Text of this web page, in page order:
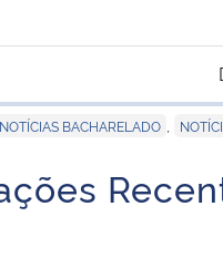
NOTÍCIAS BACHARELADO